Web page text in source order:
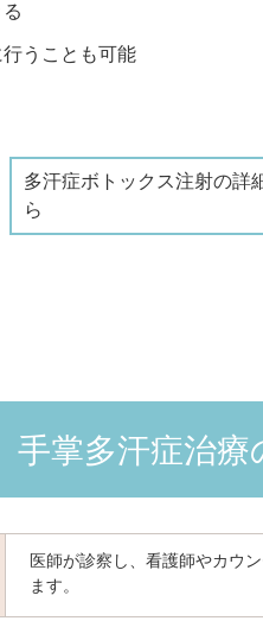
うことも可能
多汗症ボトックス注射の詳
ら
手掌多汗症治療
医師が診察し、看護師やカウ
ます。